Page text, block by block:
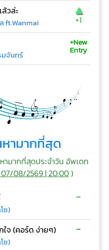
วล่ะ
ft.Wanmai
▲
+1
จันทร์
+New
Entry
ามากที่สุด
มากที่สุดประจำวัน อัพเดท
08/2569 | 20:00)
ซ)
-
ใจ (คอร์ด ง่ายๆ)
ซ)
-